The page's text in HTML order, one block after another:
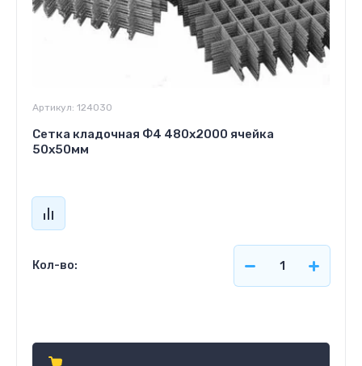
Артикул: 124030
Сетка кладочная Ф4 480х2000 ячейка
50х50мм
Кол-во: